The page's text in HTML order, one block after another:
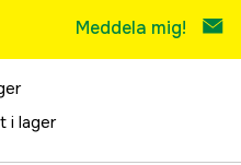
Meddela mig!
i lager